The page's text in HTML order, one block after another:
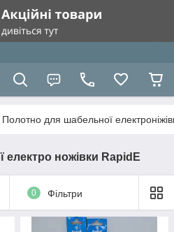
Полотно для шабельної
ножівки RapidE
0 Фільтри